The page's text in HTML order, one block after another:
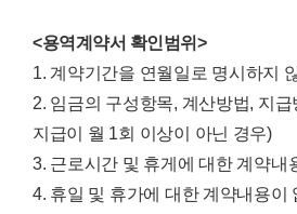
<용역계약서 확인범위>
1. 계약기간을 연월일로 명시하지
2. 임금의 구성항목, 계산방법, 지
지급이 월 1회 이상이 아닌 경우)
3. 근로시간 및 휴게에 대한 계약내
4. 휴일 및 휴가에 대한 계약내용이